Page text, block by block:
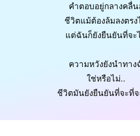
คำตอบอยู่กลางคลื่น
ชีวิตแม้ต้องล้มลงตรง
แต่ฉันก็ยังยืนยันที่จะ
ความหวังยังนำทาง
ใช่หรือไม่..
ชีวิตมันยังยืนยันที่จะที่จ